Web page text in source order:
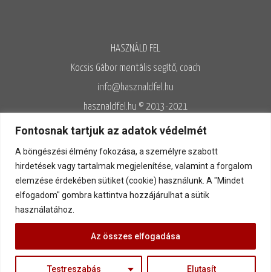
Fontosnak tartjuk az adatok védelmét
A böngészési élmény fokozása, a személyre szabott
hirdetések vagy tartalmak megjelenítése, valamint a forgalom
elemzése érdekében sütiket (cookie) használunk. A "Mindet
elfogadom" gombra kattintva hozzájárulhat a sütik
használatához.
Testreszabás Elutasít
Az összes elfogadása
HASZNÁLD FEL
Kocsis Gábor mentális segítő, coach
info@hasznaldfel.hu
hasznaldfel.hu © 2013-2021
Írásaim szerzői jogi védelem alatt állnak, felhasználásuk kizárólag az
Adatvédelmi szabályzatnak megfelelően engedélyezett.
Adatvédelem◊Adatkezelés◊Általános szerződési feltételek◊
Kapcsolat